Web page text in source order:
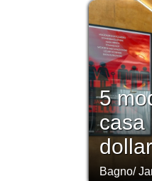
5
casa
Bagno/